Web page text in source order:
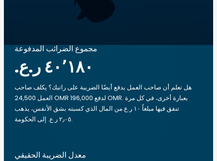
مجموع الضرائب المدفوعة
هل تعلم أن صاحب العمل يدفع أيضًا الضريبة على راتبك؟ يكلف صاحب
العمل 24,500 OMR لدفع 196,000 OMR. بعبارة أخرى، في كل مرة
تنفق فيها مبلغاً ‏١٠ ر.ع.‏من المال الذي كسبته بشق الأنفس، يذهب
‏٢٫٠٥ ر.ع.‏ إلى الحكومة.
معدل الضريبة الحقيقي